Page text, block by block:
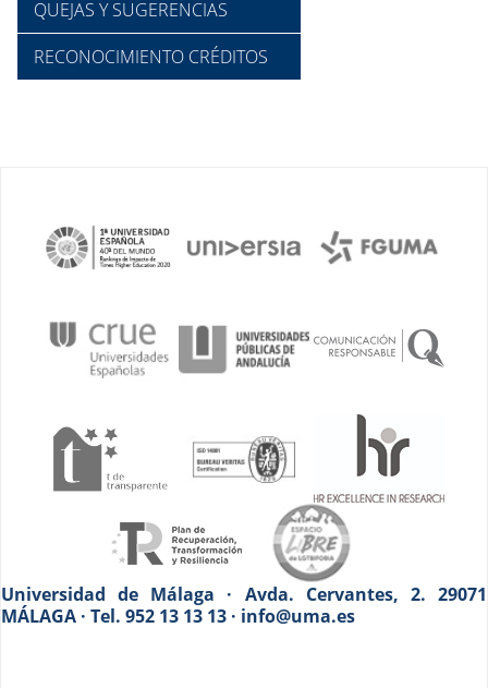
QUEJAS Y SUGERENCIAS
RECONOCIMIENTO CRÉDITOS
Universidad de Málaga · Avda. Cervantes, 2. 29071
MÁLAGA · Tel. 952 13 13 13 · info@uma.es